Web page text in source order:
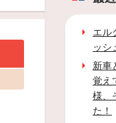
エル
ッシ
新車
覚え
様、
た！